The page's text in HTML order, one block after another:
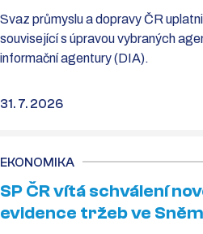
Svaz průmyslu a dopravy ČR
související s úpravou vybraných
informační agentury (DIA).
31. 7. 2026
EKONOMIKA
SP ČR vítá schválení
evidence tržeb ve